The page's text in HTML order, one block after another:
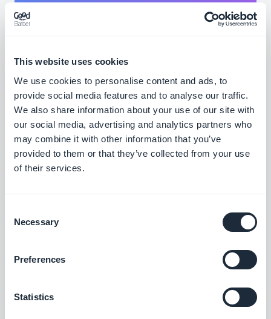
This website uses cookies
We use cookies to personalise content and ads, to
provide social media features and to analyse our traffic.
We also share information about your use of our site with
our social media, advertising and analytics partners who
may combine it with other information that you’ve
provided to them or that they’ve collected from your use
of their services.
Selection
Necessary
Preferences
Statistics
Google Ad Manager
Kjør annonser og øk appens inntekter med
Google Ad Manager-utvidelsen
Gratis
Meta Audience Network Native Ads
brukerne gjennom den første lanseringen
$49/måned